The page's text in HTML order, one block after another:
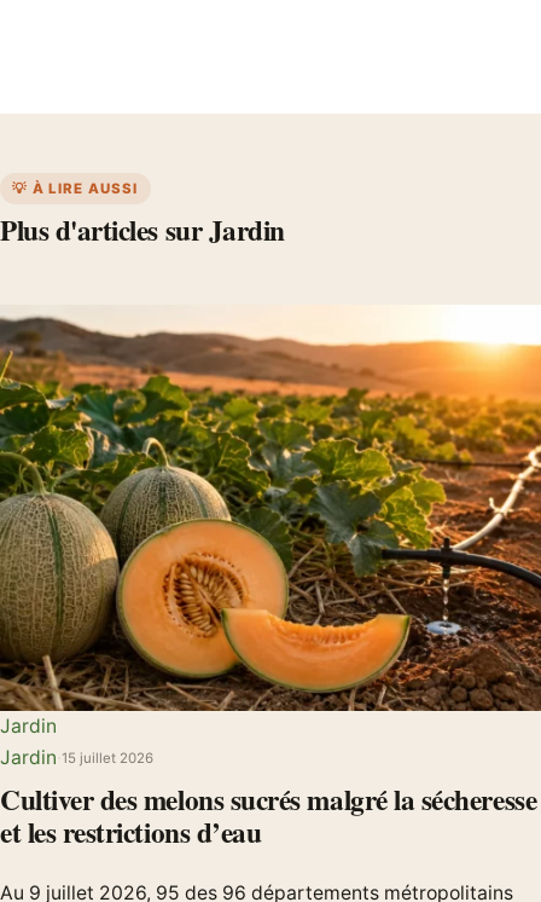
💡 À LIRE AUSSI
Plus d'articles sur Jardin
Jardin
Jardin 15 juillet 2026
Cultiver des melons sucrés malgré la sécheresse
et les restrictions d’eau
Au 9 juillet 2026, 95 des 96 départements métropolitains